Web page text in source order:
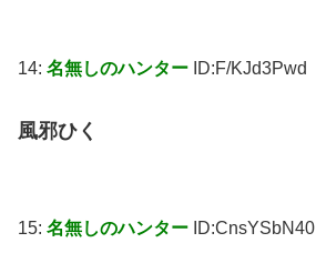
14: 名無しのハンター ID:F/KJd3Pwd
風邪ひく
15: 名無しのハンター ID:CnsYSbN40